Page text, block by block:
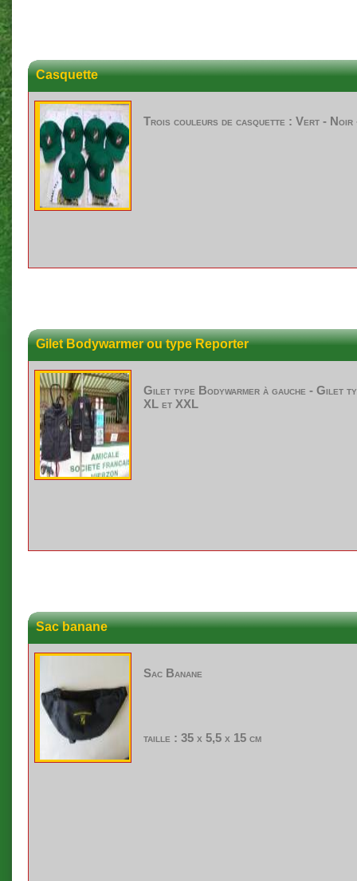
Casquette
Trois couleurs de casquette : Vert - Noir
Gilet Bodywarmer ou type Reporter
Gilet type Bodywarmer à gauche - Gilet
XL et XXL
Sac banane
Sac Banane
taille : 35 x 5,5 x 15 cm